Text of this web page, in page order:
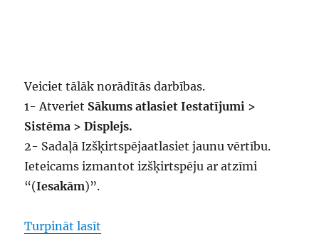
Veiciet tālāk norādītās darbības.
1- Atveriet Sākums atlasiet Iestatījumi >
Sistēma > Displejs.
2- Sadaļā Izšķirtspējaatlasiet jaunu vērtību.
Ieteicams izmantot izšķirtspēju ar atzīmi
“(Iesakām)”.
Turpināt lasīt